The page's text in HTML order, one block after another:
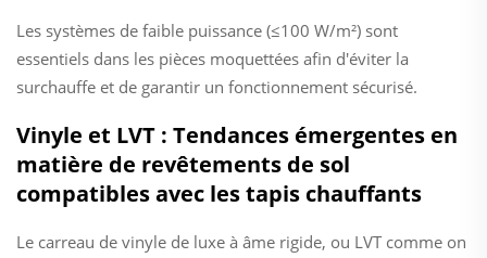
Les systèmes de faible puissance (≤100 W/m²) sont
essentiels dans les pièces moquettées afin d'éviter la
surchauffe et de garantir un fonctionnement sécurisé.
Vinyle et LVT : Tendances émergentes en
matière de revêtements de sol
compatibles avec les tapis chauffants
Le carreau de vinyle de luxe à âme rigide, ou LVT comme on